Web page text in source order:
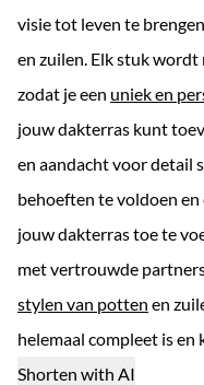
visie tot leven te
en zuilen. Elk stuk wordt
zodat je een uniek en
jouw dakterras kunt
en aandacht voor detail
behoeften te voldoen
jouw dakterras toe te
met vertrouwde
stylen van potten en
helemaal compleet is en
Shorten with AI